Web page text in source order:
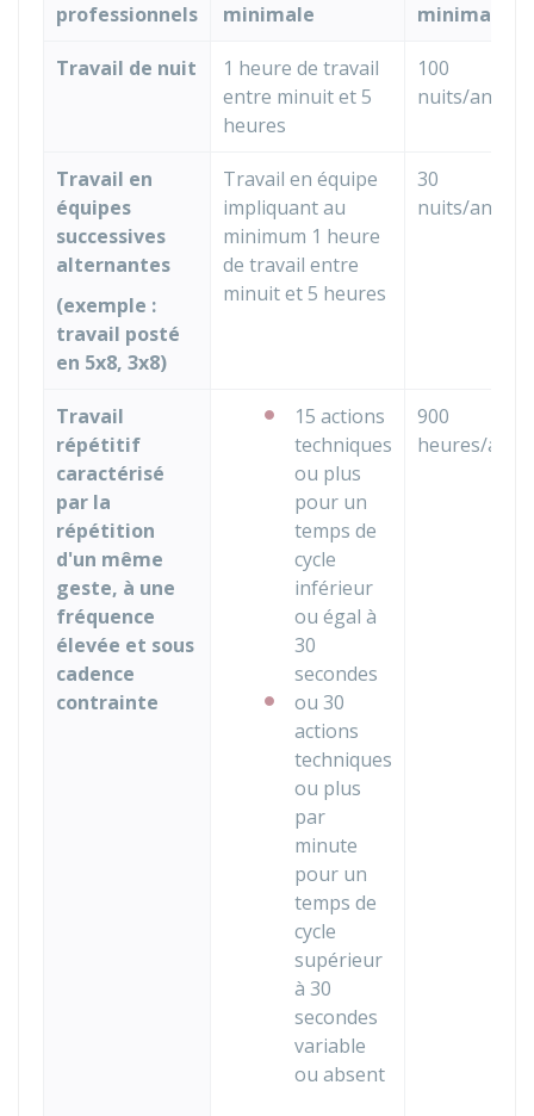
professionnels
minimale
minimale
Travail de nuit
1 heure de travail
entre minuit et 5
heures
100
nuits/an
Travail en
équipes
successives
alternantes
(exemple :
travail posté
en 5x8, 3x8)
Travail en équipe
impliquant au
minimum 1 heure
de travail entre
minuit et 5 heures
30
nuits/an
Travail
répétitif
caractérisé
par la
répétition
d'un même
geste, à une
fréquence
élevée et sous
cadence
contrainte
15 actions
techniques
ou plus
pour un
temps de
cycle
inférieur
ou égal à
30
secondes
ou 30
actions
techniques
ou plus
par
minute
pour un
temps de
cycle
supérieur
à 30
secondes
variable
ou absent
900
heures/an